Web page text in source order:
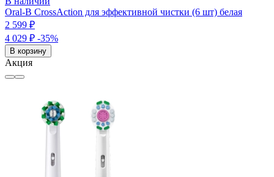
Oral-B CrossAction для эффективной чистки (6 шт) белая
2 599 ₽
4 029 ₽ -35%
В корзину
Акция